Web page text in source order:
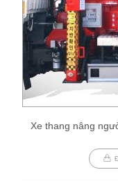
Xe thang nâng